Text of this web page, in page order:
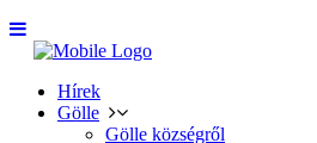
Hírek
Gölle
Gölle községről